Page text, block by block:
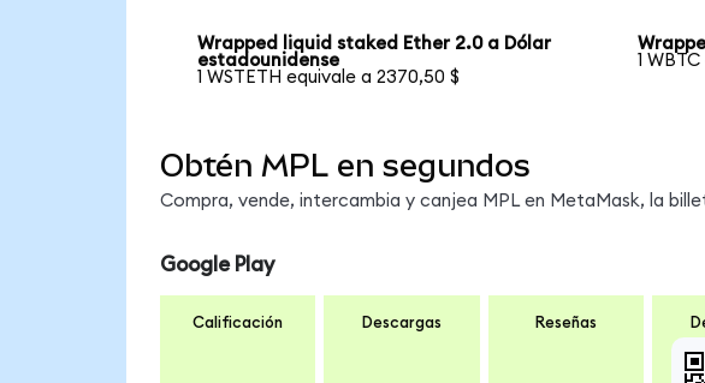
Wrapped liquid staked Ether 2.0 a Dólar
estadounidense
1 WSTETH equivale a 2370,50 $
1
Obtén MPL en segundos
Compra, vende, intercambia y canjea MPL en MetaMask, la
Google Play
Calificación Descargas Reseñas